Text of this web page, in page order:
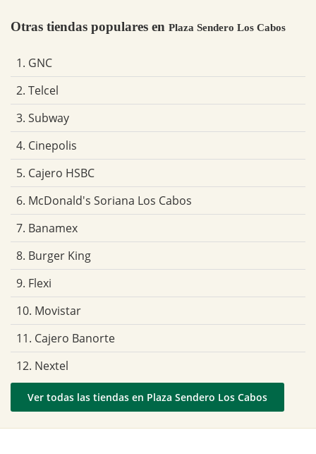
Otras tiendas populares en Plaza Sendero Los Cabos
1. GNC
2. Telcel
3. Subway
4. Cinepolis
5. Cajero HSBC
6. McDonald's Soriana Los Cabos
7. Banamex
8. Burger King
9. Flexi
10. Movistar
11. Cajero Banorte
12. Nextel
Ver todas las tiendas en Plaza Sendero Los Cabos